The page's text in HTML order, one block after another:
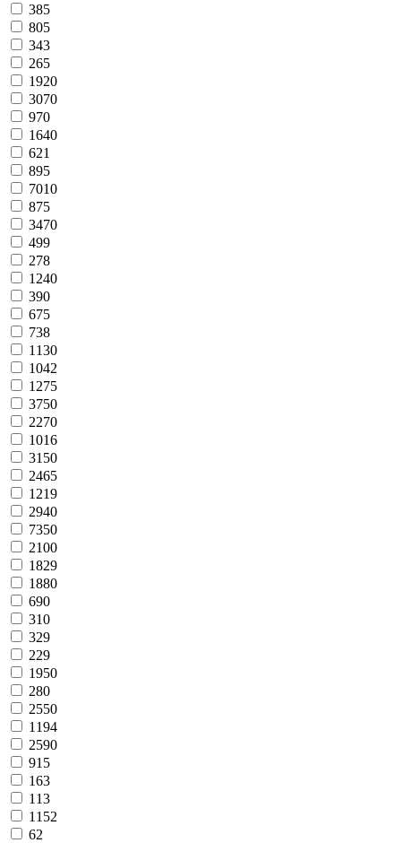
385
805
343
265
1920
3070
970
1640
621
895
7010
875
3470
499
278
1240
390
675
738
1130
1042
1275
3750
2270
1016
3150
2465
1219
2940
7350
2100
1829
1880
690
310
329
229
1950
280
2550
1194
2590
915
163
113
1152
62